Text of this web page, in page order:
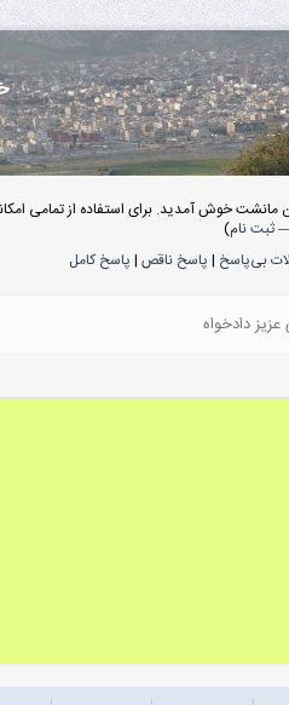
مانشت خوش آمدید. برای استفاده از تمامی
ثبت نام)
بی‌پاسخ | پاسخ ناقص | پاسخ کامل
عزیز دادخواه